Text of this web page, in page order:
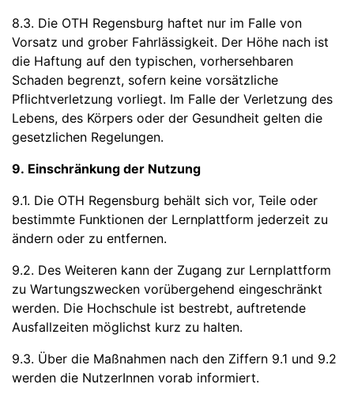
8.3. Die OTH Regensburg haftet nur im Falle von
Vorsatz und grober Fahrlässigkeit. Der Höhe nach ist
die Haftung auf den typischen, vorhersehbaren
Schaden begrenzt, sofern keine vorsätzliche
Pflichtverletzung vorliegt. Im Falle der Verletzung des
Lebens, des Körpers oder der Gesundheit gelten die
gesetzlichen Regelungen.
9. Einschränkung der Nutzung
9.1. Die OTH Regensburg behält sich vor, Teile oder
bestimmte Funktionen der Lernplattform jederzeit zu
ändern oder zu entfernen.
9.2. Des Weiteren kann der Zugang zur Lernplattform
zu Wartungszwecken vorübergehend eingeschränkt
werden. Die Hochschule ist bestrebt, auftretende
Ausfallzeiten möglichst kurz zu halten.
9.3. Über die Maßnahmen nach den Ziffern 9.1 und 9.2
werden die NutzerInnen vorab informiert.